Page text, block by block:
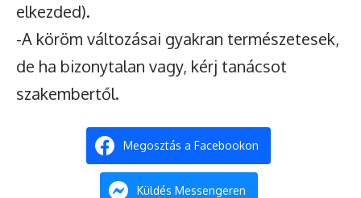
elkezded).
-A köröm változásai gyakran természetesek,
de ha bizonytalan vagy, kérj tanácsot
szakembertől.
Megosztás a Facebookon
Küldés Messengeren